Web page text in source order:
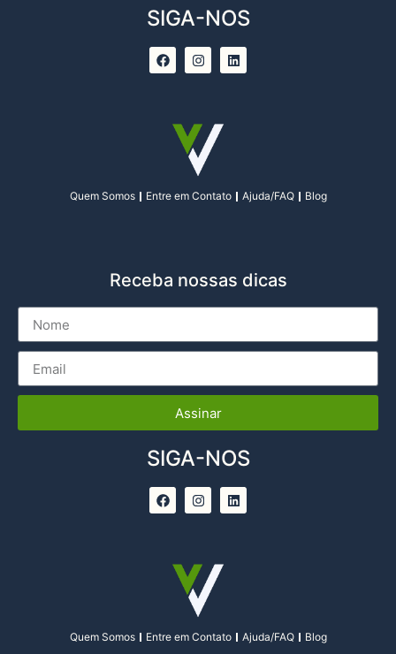
SIGA-NOS
Quem Somos Entre em Contato Ajuda/FAQ Blog
Receba nossas dicas
Assinar
SIGA-NOS
Quem Somos Entre em Contato Ajuda/FAQ Blog